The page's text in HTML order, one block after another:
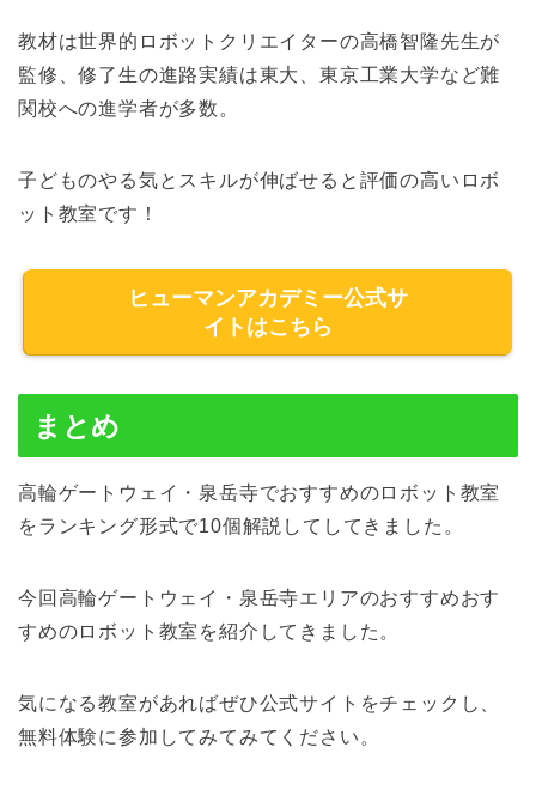
教材は世界的ロボットクリエイターの高橋智隆先生が
監修、修了生の進路実績は東大、東京工業大学など難
関校への進学者が多数。
子どものやる気とスキルが伸ばせると評価の高いロボ
ット教室です！
ヒューマンアカデミー公式サ
イトはこちら
まとめ
高輪ゲートウェイ・泉岳寺でおすすめのロボット教室
をランキング形式で10個解説してしてきました。
今回高輪ゲートウェイ・泉岳寺エリアのおすすめおす
すめのロボット教室を紹介してきました。
気になる教室があればぜひ公式サイトをチェックし、
無料体験に参加してみてみてください。